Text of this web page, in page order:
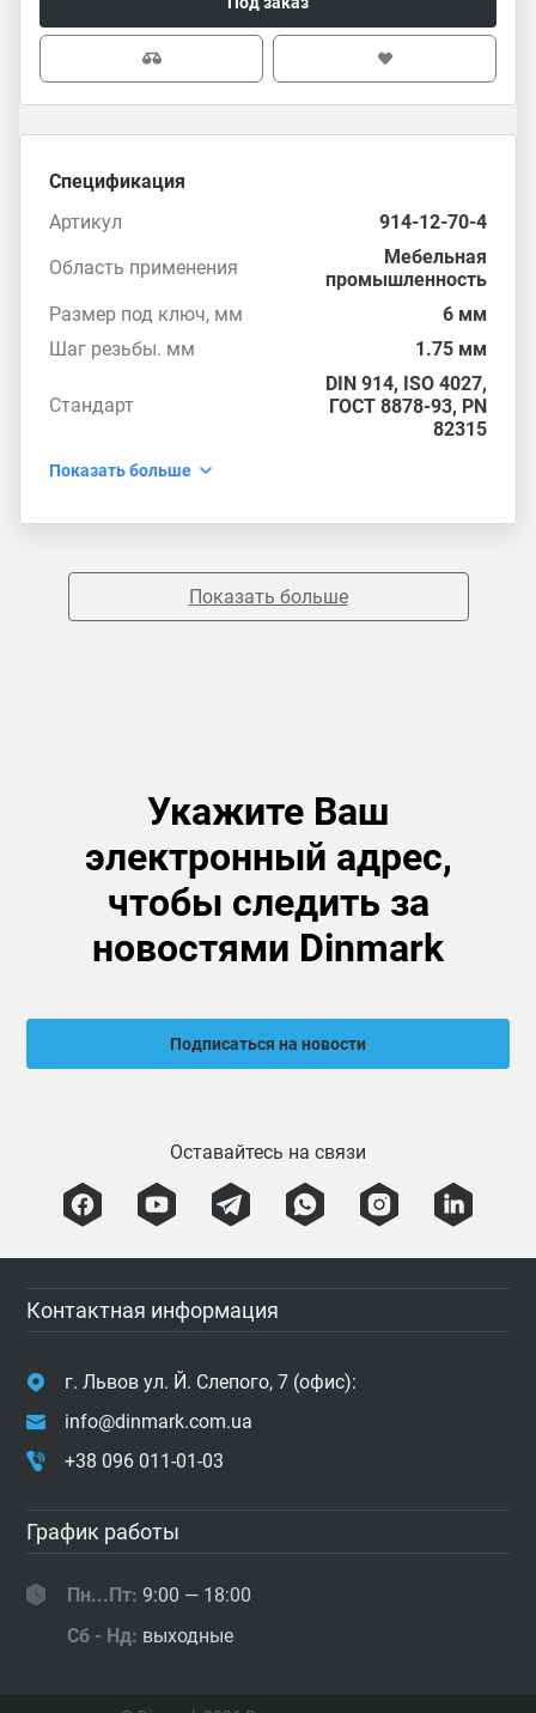
Спецификация
Артикул
914-12-70-4
Область применения
Мебельная
промышленность
Размер под ключ, мм
6 мм
Шаг резьбы. мм
1.75 мм
Стандарт
DIN 914, ISO 4027,
ГОСТ 8878-93, PN
82315
Показать больше
Показать больше
Укажите Ваш
электронный адрес,
чтобы следить за
новостями Dinmark
Подписаться на новости
Оставайтесь на связи
Контактная информация
г. Львов ул. Й. Слепого, 7 (офис):
info@dinmark.com.ua
+38 096 011-01-03
График работы
Пн...Пт: 9:00 — 18:00
Сб - Нд: выходные